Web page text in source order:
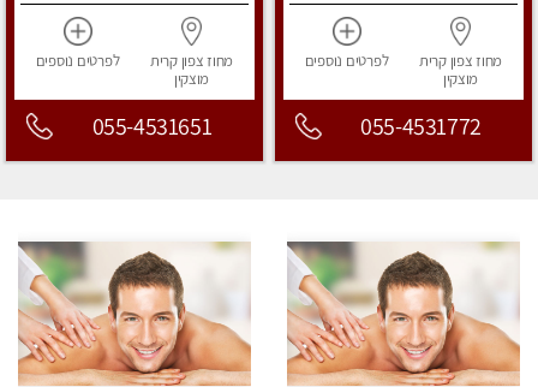
מחוז צפוןקרית
מוצקין
לפרטים נוספים
055-4531772
מחוז צפוןקרית
מוצקין
לפרטים נוספים
055-4531651